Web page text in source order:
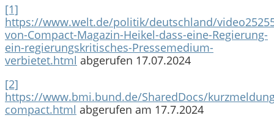
[1]
https://www.welt.de/politik/deutschland/
von-Compact-Magazin-Heikel-dass-eine-Regierung-
ein-regierungskritisches-Pressemedium-
verbietet.html abgerufen 17.07.2024
[2]
https://www.bmi.bund.de/SharedDocs/
compact.html abgerufen am 17.7.2024